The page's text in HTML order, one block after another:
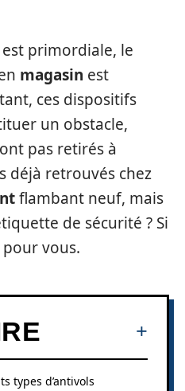
primordiale, le
magasin est
ces dispositifs
un obstacle,
pas retirés à
déjà retrouvés chez
flambant neuf, mais
de sécurité ? Si
vous.
types d’antivols